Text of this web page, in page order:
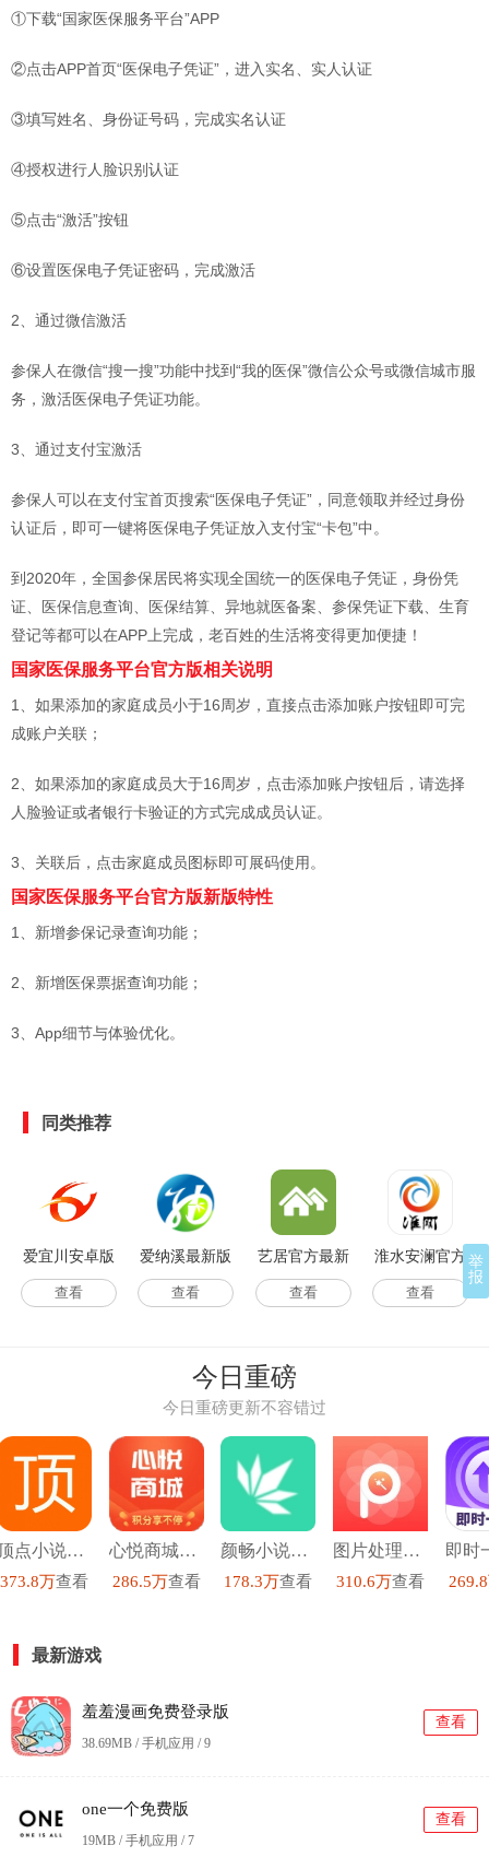
①下载“国家医保服务平台”APP
②点击APP首页“医保电子凭证”，进入实名、实人认证
③填写姓名、身份证号码，完成实名认证
④授权进行人脸识别认证
⑤点击“激活”按钮
⑥设置医保电子凭证密码，完成激活
2、通过微信激活
参保人在微信“搜一搜”功能中找到“我的医保”微信公众号或微信城市服
务，激活医保电子凭证功能。
3、通过支付宝激活
参保人可以在支付宝首页搜索“医保电子凭证”，同意领取并经过身份
认证后，即可一键将医保电子凭证放入支付宝“卡包”中。
到2020年，全国参保居民将实现全国统一的医保电子凭证，身份凭
证、医保信息查询、医保结算、异地就医备案、参保凭证下载、生育
登记等都可以在APP上完成，老百姓的生活将变得更加便捷！
国家医保服务平台官方版相关说明
1、如果添加的家庭成员小于16周岁，直接点击添加账户按钮即可完
成账户关联；
2、如果添加的家庭成员大于16周岁，点击添加账户按钮后，请选择
人脸验证或者银行卡验证的方式完成成员认证。
3、关联后，点击家庭成员图标即可展码使用。
国家医保服务平台官方版新版特性
1、新增参保记录查询功能；
2、新增医保票据查询功能；
3、App细节与体验优化。
同类推荐
爱宜川安卓版
查看
爱纳溪最新版
查看
艺居官方最新
版
查看
淮水安澜官方
版
查看
今日重磅
今日重磅更新不容错过
顶点小说去广告版
373.8万查看
心悦商城安卓直装版
286.5万查看
颜畅小说安卓官方版
178.3万查看
图片处理p图直装版
310.6万查看
最新游戏
羞羞漫画免费登录版
38.69MB / 手机应用 /9
查看
one一个免费版
19MB / 手机应用 /7
查看
举
报